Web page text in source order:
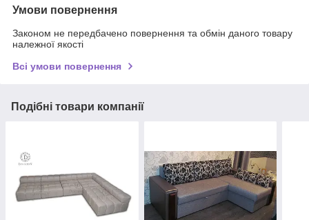
Умови повернення
Законом не передбачено повернення та обмін даного товару
належної якості
Всі умови повернення
Подібні товари компанії